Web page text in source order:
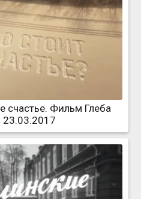
счастье. Фильм Глеба